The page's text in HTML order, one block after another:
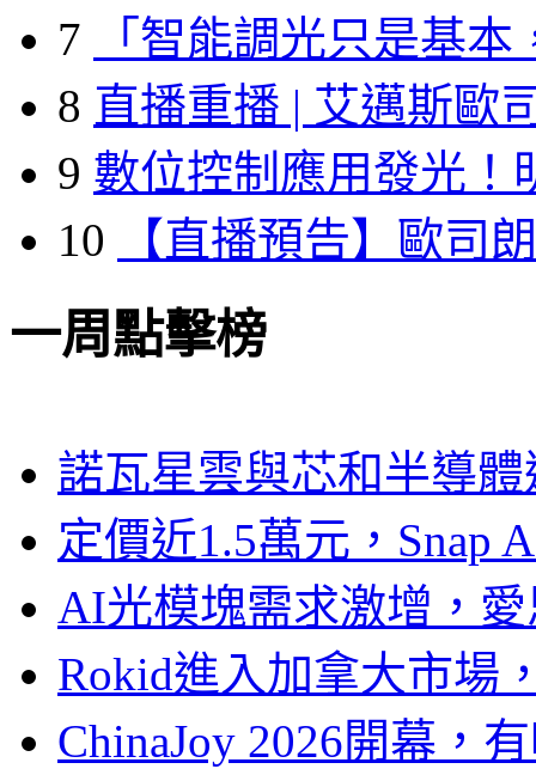
7
「智能調光只是基本
8 直播重播 | 艾邁斯歐
9 數位控制應用發光！
10
【直播預告】歐司
一周點擊榜
諾瓦星雲與芯和半導
定價近1.5萬元，Snap
AI光模塊需求激增，
Rokid進入加拿大市場
ChinaJoy 2026開幕，